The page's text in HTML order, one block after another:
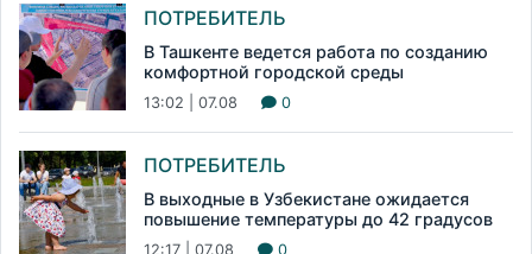
ПОТРЕБИТЕЛЬ
В Ташкенте ведется работа по созданию
комфортной городской среды
13:02 | 07.08 0
ПОТРЕБИТЕЛЬ
В выходные в Узбекистане ожидается
повышение температуры до 42 градусов
12:17 | 07.08 0